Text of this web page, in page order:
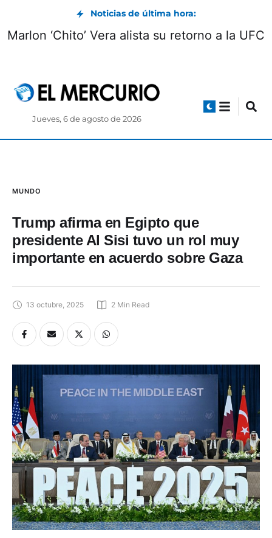
Noticias de última hora:
Marlon ‘Chito’ Vera alista su retorno a la UFC
Jueves, 6 de agosto de 2026
MUNDO
Trump afirma en Egipto que
presidente Al Sisi tuvo un rol muy
importante en acuerdo sobre Gaza
13 octubre, 2025 2 Min Read